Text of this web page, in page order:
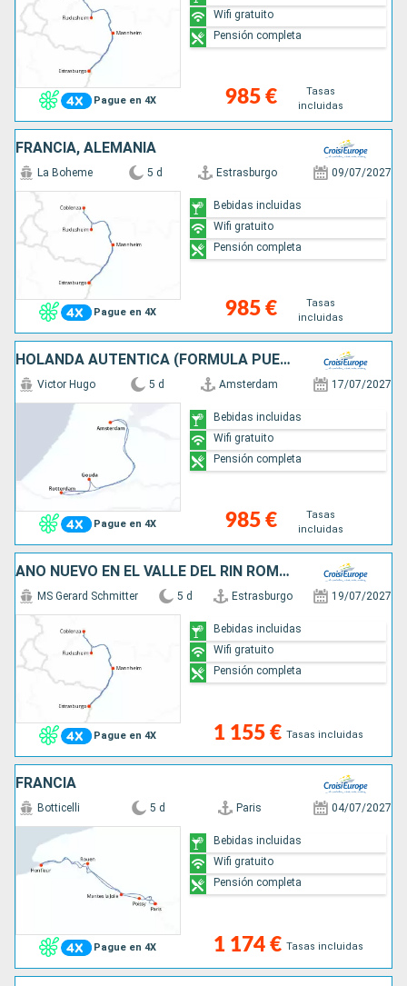
Pague en 4X 985 €
Tasas
incluidas
Wifi gratuito
Pensión completa
FRANCIA, ALEMANIA
Pague en 4X
La Boheme 5 d Estrasburgo 09/07/2027
985 €
Tasas
incluidas
Bebidas incluidas
Wifi gratuito
Pensión completa
HOLANDA AUTÉNTICA (FORMULA PUERTO/PUERTO)
Pague en 4X
Victor Hugo 5 d Amsterdam 17/07/2027
985 €
Tasas
incluidas
Bebidas incluidas
Wifi gratuito
Pensión completa
AÑO NUEVO EN EL VALLE DEL RIN ROMÁNTICO (FORMULA PUERTO/PUERTO)
Pague en 4X
MS Gerard Schmitter 5 d Estrasburgo 19/07/2027
1 155 € Tasas incluidas
Bebidas incluidas
Wifi gratuito
Pensión completa
FRANCIA
Pague en 4X
Botticelli 5 d Paris 04/07/2027
1 174 € Tasas incluidas
Bebidas incluidas
Wifi gratuito
Pensión completa